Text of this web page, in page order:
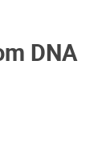
DNA